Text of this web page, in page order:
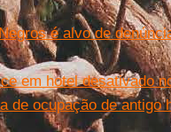
é alvo de
em hotel desativado
de ocupação de antigo